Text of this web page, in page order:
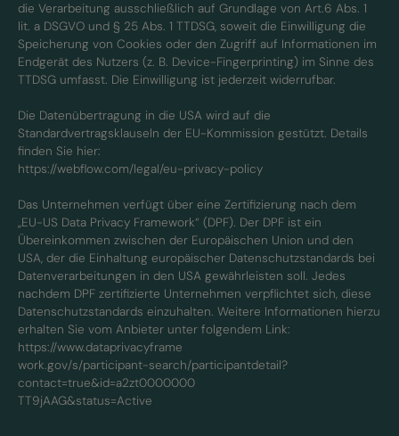
die Verarbeitung ausschließlich auf Grundlage von Art.6 Abs. 1
lit. a DSGVO und § 25 Abs. 1 TTDSG, soweit die Einwilligung die
Speicherung von Cookies oder den Zugriff auf Informationen im
Endgerät des Nutzers (z. B. Device-Fingerprinting) im Sinne des
TTDSG umfasst. Die Einwilligung ist jederzeit widerrufbar.
Die Datenübertragung in die USA wird auf die
Standardvertragsklauseln der EU-Kommission gestützt. Details
finden Sie hier:
https://webflow.com/legal/eu-privacy-policy
Das Unternehmen verfügt über eine Zertifizierung nach dem
„EU-US Data Privacy Framework“ (DPF). Der DPF ist ein
Übereinkommen zwischen der Europäischen Union und den
USA, der die Einhaltung europäischer Datenschutzstandards bei
Datenverarbeitungen in den USA gewährleisten soll. Jedes
nachdem DPF zertifizierte Unternehmen verpflichtet sich, diese
Datenschutzstandards einzuhalten. Weitere Informationen hierzu
erhalten Sie vom Anbieter unter folgendem Link:
https://www.dataprivacyframe
work.gov/s/participant-search/participantdetail?
contact=true&id=a2zt0000000
TT9jAAG&status=Active